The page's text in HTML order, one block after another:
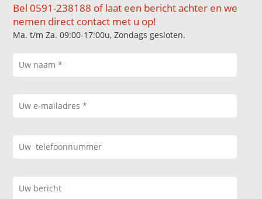
Bel 0591-238188 of laat een bericht achter en we
nemen direct contact met u op!
Ma. t/m Za. 09:00-17:00u, Zondags gesloten.